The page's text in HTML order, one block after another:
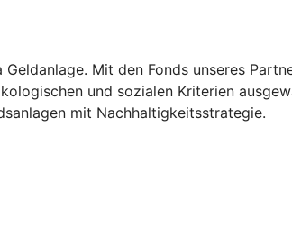
Mit den Fonds unseres
und sozialen Kriterien
mit Nachhaltigkeitsstrategie.